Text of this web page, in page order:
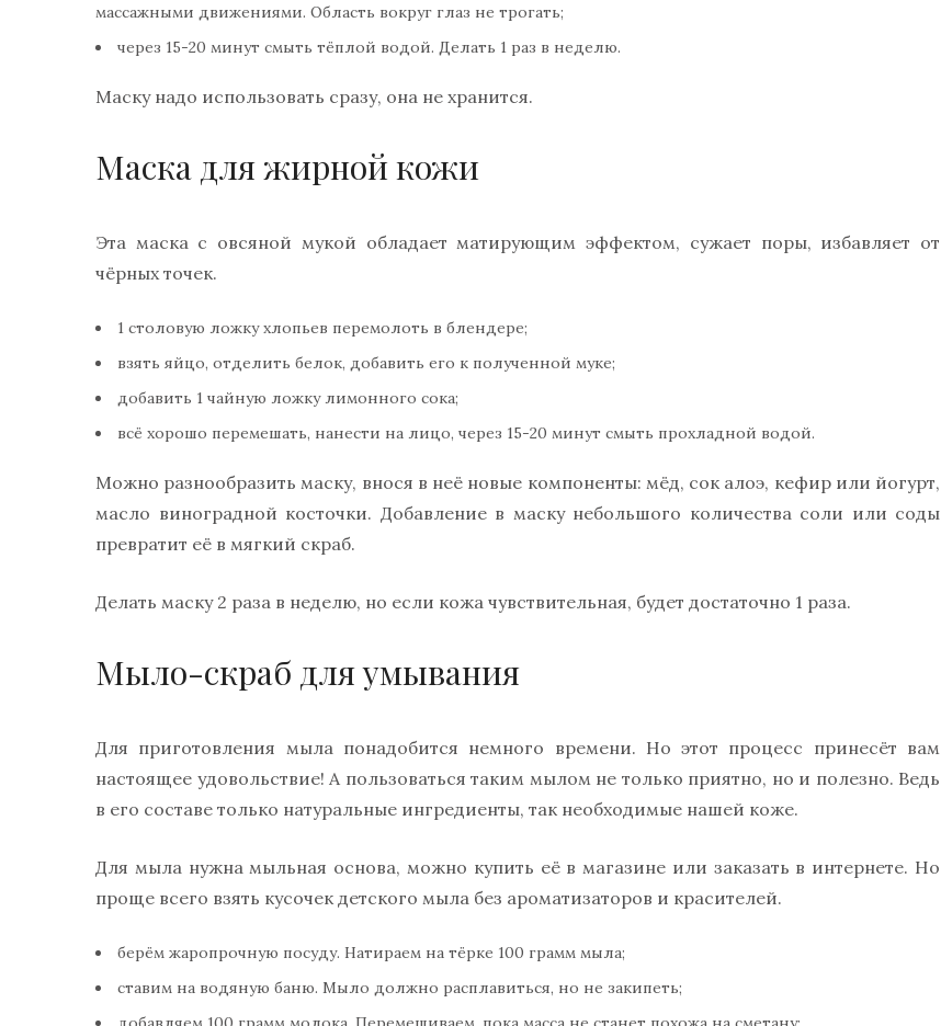
массажными движениями. Область вокруг глаз не трогать;
через 15-20 минут смыть тёплой водой. Делать 1 раз в неделю.
Маску надо использовать сразу, она не хранится.
Маска для жирной кожи
Эта маска с овсяной мукой обладает матирующим эффектом, сужает поры, избавляет от
чёрных точек.
1 столовую ложку хлопьев перемолоть в блендере;
взять яйцо, отделить белок, добавить его к полученной муке;
добавить 1 чайную ложку лимонного сока;
всё хорошо перемешать, нанести на лицо, через 15-20 минут смыть прохладной водой.
Можно разнообразить маску, внося в неё новые компоненты: мёд, сок алоэ, кефир или йогурт,
масло виноградной косточки. Добавление в маску небольшого количества соли или соды
превратит её в мягкий скраб.
Делать маску 2 раза в неделю, но если кожа чувствительная, будет достаточно 1 раза.
Мыло-скраб для умывания
Для приготовления мыла понадобится немного времени. Но этот процесс принесёт вам
настоящее удовольствие! А пользоваться таким мылом не только приятно, но и полезно. Ведь
в его составе только натуральные ингредиенты, так необходимые нашей коже.
Для мыла нужна мыльная основа, можно купить её в магазине или заказать в интернете. Но
проще всего взять кусочек детского мыла без ароматизаторов и красителей.
берём жаропрочную посуду. Натираем на тёрке 100 грамм мыла;
ставим на водяную баню. Мыло должно расплавиться, но не закипеть;